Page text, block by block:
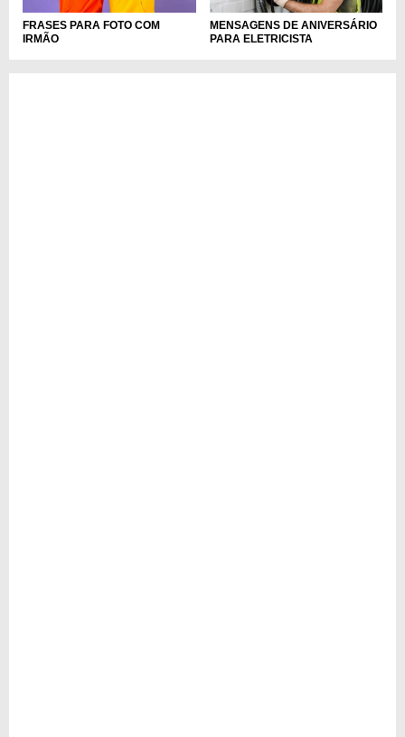
FRASES PARA FOTO COM
IRMÃO
MENSAGENS DE ANIVERSÁRIO
PARA ELETRICISTA